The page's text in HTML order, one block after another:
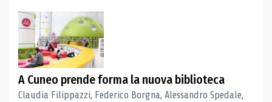
A Cuneo prende forma la nuova biblioteca
Claudia Filippazzi, Federico Borgna, Alessandro Spedale,